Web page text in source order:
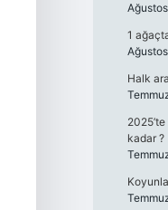
1
Halk
kadar ?